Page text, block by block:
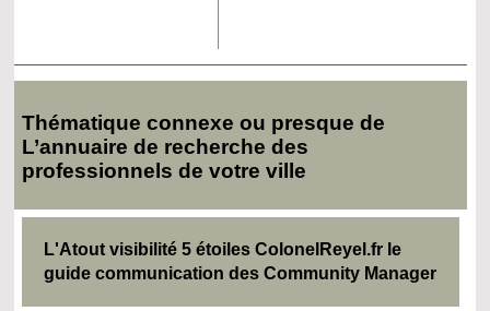
Thématique connexe ou presque de
L’annuaire de recherche des
professionnels de votre ville
L'Atout visibilité 5 étoiles ColonelReyel.fr le
guide communication des Community Manager